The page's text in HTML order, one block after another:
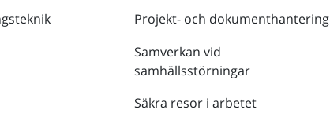
Projekt- och dokumenthantering
Samverkan vid
samhällsstörningar
Säkra resor i arbetet